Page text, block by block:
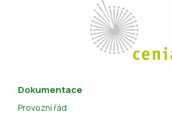
Dokumentace
Provozní řád